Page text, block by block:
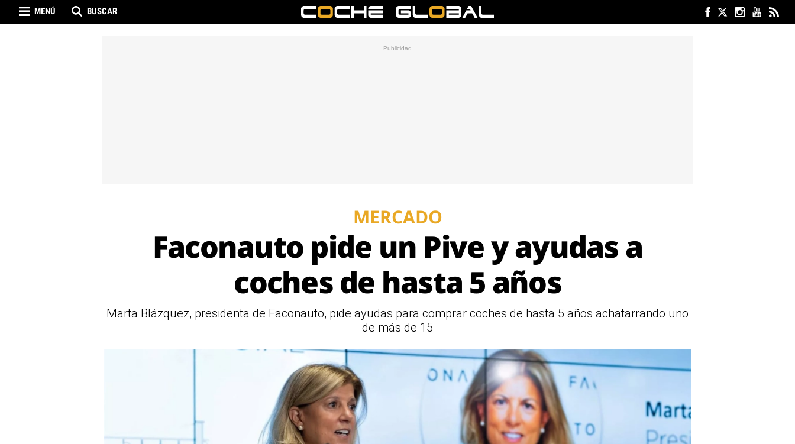
MENÚ BUSCAR
MERCADO
Faconauto pide un Pive y ayudas a
coches de hasta 5 años
Marta Blázquez, presidenta de Faconauto, pide ayudas para comprar coches de hasta 5 años achatarrando uno
de más de 15